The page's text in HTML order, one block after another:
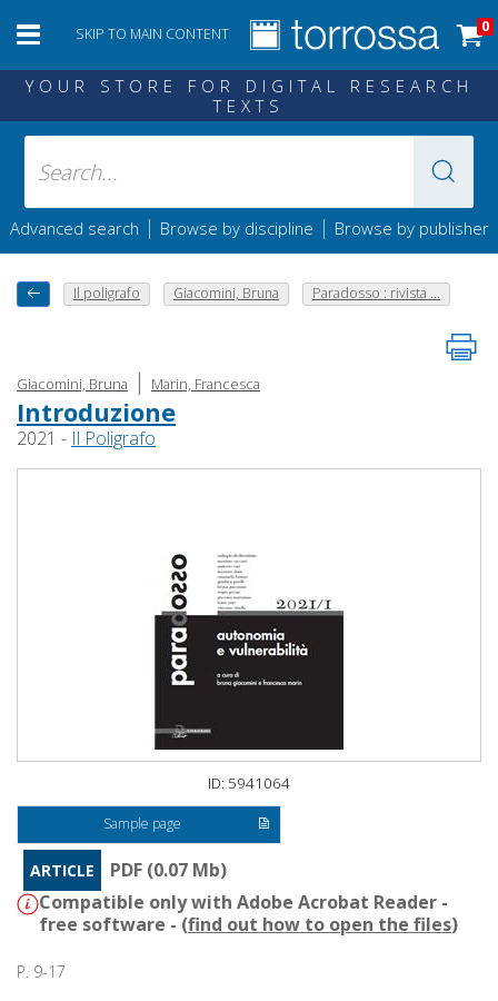
SKIP TO MAIN CONTENT 0
YOUR STORE FOR DIGITAL RESEARCH
TEXTS
Advanced search | Browse by discipline | Browse by publisher
Il poligrafo Giacomini, Bruna Paradosso : rivista ...
Giacomini, Bruna | Marin, Francesca
Introduzione
2021 - Il Poligrafo
ID: 5941064
Sample page
ARTICLE
PDF (0.07 Mb)
Compatible only with Adobe Acrobat Reader -
free software - (find out how to open the files)
P. 9-17